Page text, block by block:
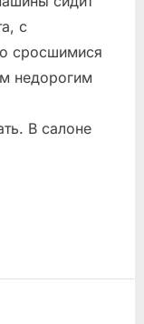
с
сросшимися
недорогим
В салоне